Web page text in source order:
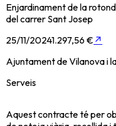
Enjardinament de la
del carrer Sant Josep
25/11/20241.297,56 € ↗
Ajuntament de Vilanova i
Serveis
Aquest contracte té per